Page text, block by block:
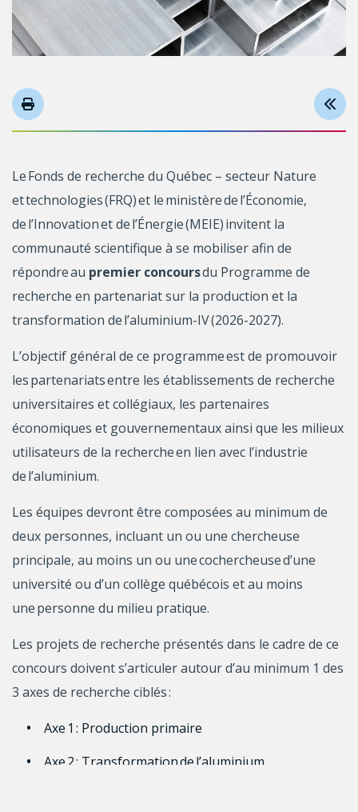
Le Fonds de recherche du Québec – secteur Nature
et technologies (FRQ) et le ministère de l’Économie,
de l’Innovation et de l’Énergie (MEIE) invitent la
communauté scientifique à se mobiliser afin de
répondre au premier concoursdu Programme de
recherche en partenariat sur la production et la
transformation de l’aluminium-IV (2026-2027).
L’objectif général de ce programme est de promouvoir
les partenariats entre les établissements de recherche
universitaires et collégiaux, les partenaires
économiques et gouvernementaux ainsi que les milieux
utilisateurs de la recherche en lien avec l’industrie
de l’aluminium.
Les équipes devront être composées au minimum de
deux personnes, incluant un ou une chercheuse
principale, au moins un ou une cochercheuse d’une
université ou d’un collège québécois et au moins
une personne du milieu pratique.
Les projets de recherche présentés dans le cadre de ce
concours doivent s’articuler autour d’au minimum 1 des
3 axes de recherche ciblés :
Axe 1 : Production primaire
Axe 2 : Transformation de l’aluminium